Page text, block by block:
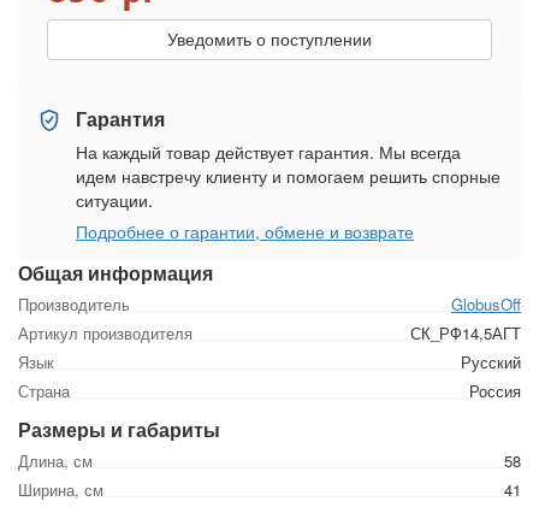
Общая информация
Производитель
GlobusOff
Артикул производителя
СК_РФ14,5АГТ
Язык
Русский
Страна
Россия
Размеры и габариты
Длина, см
58
Ширина, см
41
Уведомить о поступлении
Гарантия
На каждый товар действует гарантия. Мы всегда
идем навстречу клиенту и помогаем решить спорные
ситуации.
Подробнее о гарантии, обмене и возврате